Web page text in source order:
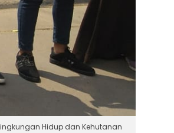
Hidup dan Kehutanan